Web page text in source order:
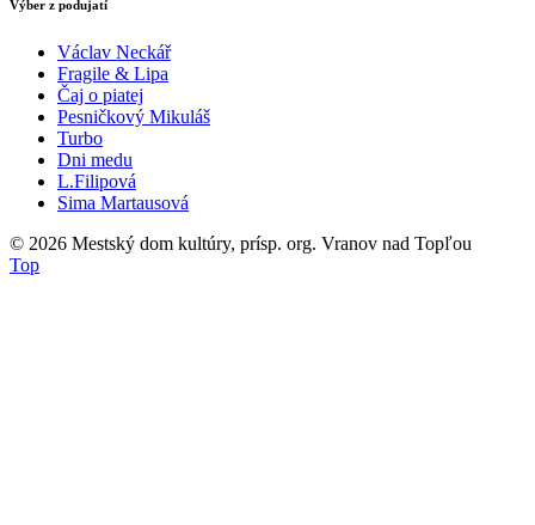
Výber z podujatí
Václav Neckář
Fragile & Lipa
Čaj o piatej
Pesničkový Mikuláš
Turbo
Dni medu
L.Filipová
Sima Martausová
© 2026 Mestský dom kultúry, prísp. org. Vranov nad Topľou
Top